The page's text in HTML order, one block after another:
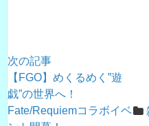
次の記事
【FGO】めくるめく”遊
戯”の世界へ！
Fate/Requiemコラボイベ